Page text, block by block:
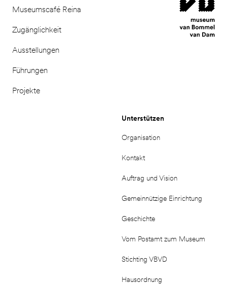
Museumscafé Reina
Zugänglichkeit
Ausstellungen
Führungen
Projekte
Unterstützen
Organisation
Kontakt
Auftrag und Vision
Gemeinnützige Einrichtung
Geschichte
Vom Postamt zum Museum
Stichting VBVD
Hausordnung